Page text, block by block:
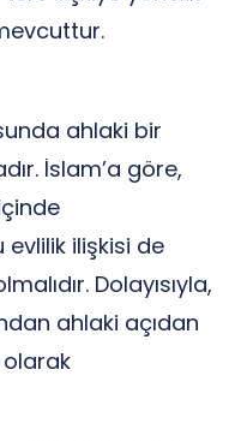
ahlaki bir
İslam’a göre,
ilişkisi de
Dolayısıyla,
ahlaki açıdan